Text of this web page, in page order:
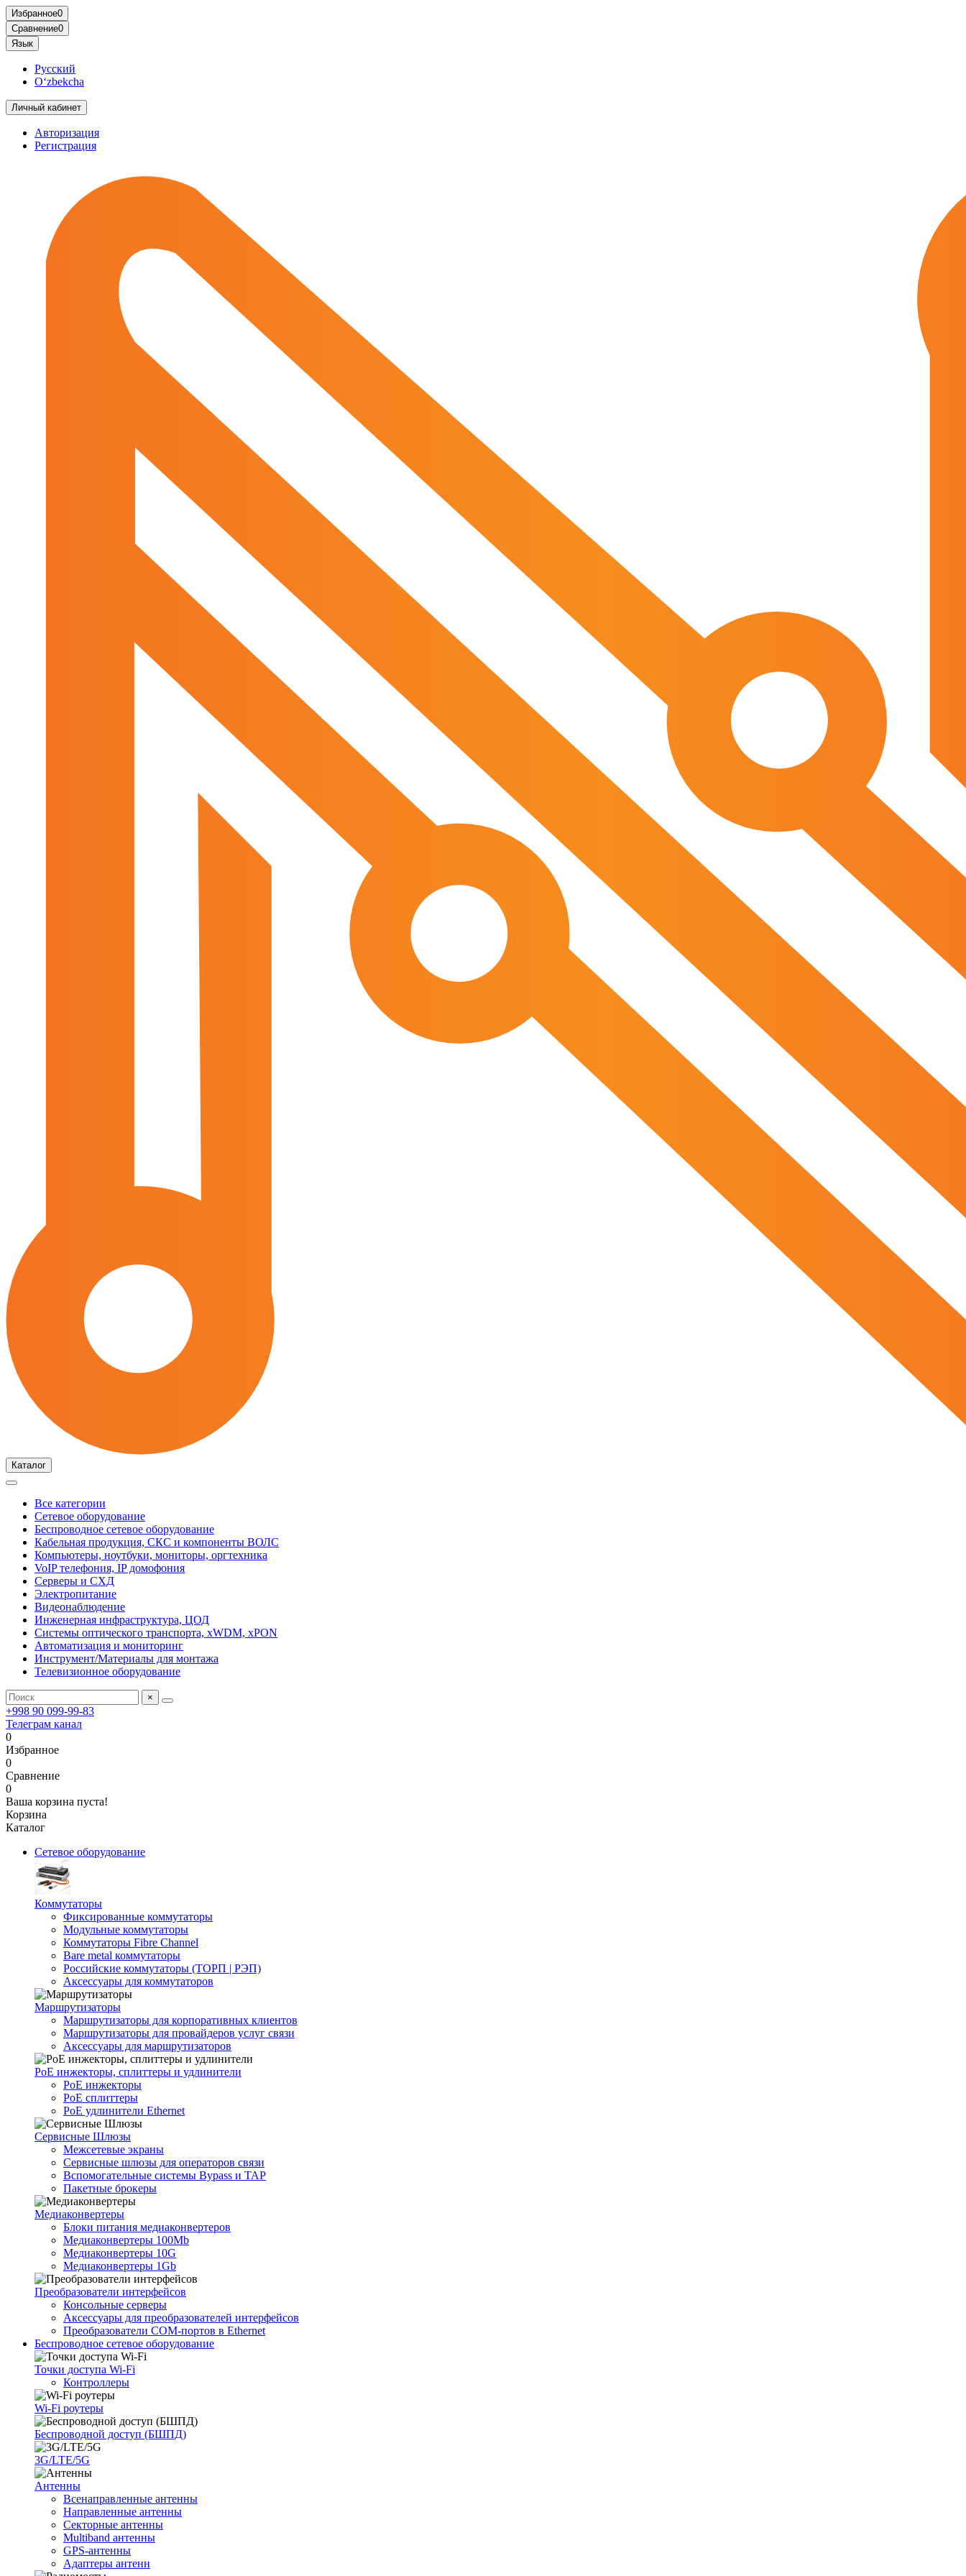
Избранное0
Сравнение0
Язык
Русский
O‘zbekcha
Личный кабинет
Авторизация
Регистрация
Каталог
Все категории
Сетевое оборудование
Беспроводное сетевое оборудование
Кабельная продукция, СКС и компоненты ВОЛС
Компьютеры, ноутбуки, мониторы, оргтехника
VoIP телефония, IP домофония
Серверы и СХД
Электропитание
Видеонаблюдение
Инженерная инфраструктура, ЦОД
Системы оптического транспорта, xWDM, xPON
Автоматизация и мониторинг
Инструмент/Материалы для монтажа
Телевизионное оборудование
×
+998 90 099-99-83
Телеграм канал
0
Избранное
0
Сравнение
0
Ваша корзина пуста!
Корзина
Каталог
Сетевое оборудование
Коммутаторы
Фиксированные коммутаторы
Модульные коммутаторы
Коммутаторы Fibre Channel
Bare metal коммутаторы
Российские коммутаторы (ТОРП | РЭП)
Аксессуары для коммутаторов
Маршрутизаторы
Маршрутизаторы для корпоративных клиентов
Маршрутизаторы для провайдеров услуг связи
Аксессуары для маршрутизаторов
PoE инжекторы, сплиттеры и удлинители
PoE инжекторы
PoE сплиттеры
PoE удлинители Ethernet
Сервисные Шлюзы
Межсетевые экраны
Сервисные шлюзы для операторов связи
Вспомогательные системы Bypass и TAP
Пакетные брокеры
Медиаконвертеры
Блоки питания медиаконвертеров
Медиаконвертеры 100Mb
Медиаконвертеры 10G
Медиаконвертеры 1Gb
Преобразователи интерфейсов
Консольные серверы
Аксессуары для преобразователей интерфейсов
Преобразователи COM-портов в Ethernet
Беспроводное сетевое оборудование
Точки доступа Wi-Fi
Контроллеры
Wi-Fi роутеры
Беспроводной доступ (БШПД)
3G/LTE/5G
Антенны
Всенаправленные антенны
Направленные антенны
Секторные антенны
Multiband антенны
GPS-антенны
Адаптеры антенн